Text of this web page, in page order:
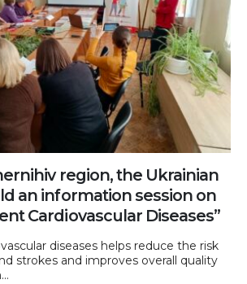
region, the Ukrainian
an information session on
Cardiovascular Diseases”
diseases helps reduce the risk
strokes and improves overall quality